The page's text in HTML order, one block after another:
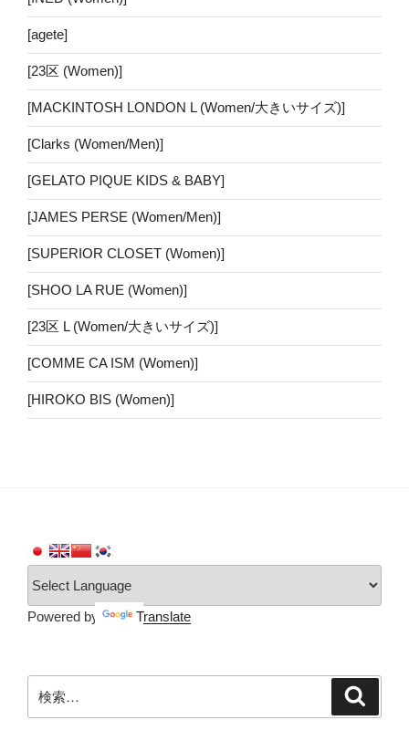
[agete]
[23区 (Women)]
[MACKINTOSH LONDON L (Women/大きいサイズ)]
[Clarks (Women/Men)]
[GELATO PIQUE KIDS & BABY]
[JAMES PERSE (Women/Men)]
[SUPERIOR CLOSET (Women)]
[SHOO LA RUE (Women)]
[23区 L (Women/大きいサイズ)]
[COMME CA ISM (Women)]
[HIROKO BIS (Women)]
Powered by Translate
索: